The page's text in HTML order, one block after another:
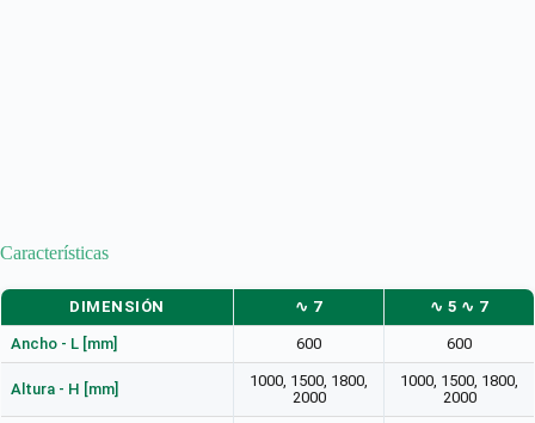
Características
DIMENSIÓN ∿ 7 ∿ 5 ∿ 7
Ancho - L [mm] 600 600
Altura - H [mm]
1000, 1500, 1800,
2000
1000, 1500, 1800,
2000